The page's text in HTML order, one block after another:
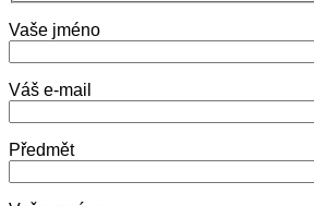
Vaše jméno
Váš e-mail
Předmět